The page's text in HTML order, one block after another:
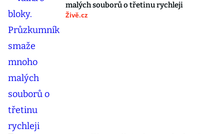
malých souborů o třetinu rychleji
Živě.cz